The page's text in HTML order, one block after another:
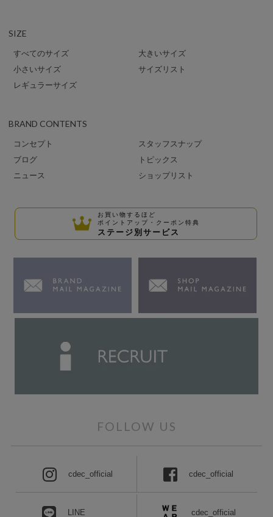
SIZE
すべてのサイズ
小さいサイズ
レギュラーサイズ
大きいサイズ
サイズリスト
BRAND CONTENTS
コンセプト
ブログ
ニュース
スタッフスナップ
トピックス
ショップリスト
お買い物するほど
ポイントアップ・クーポン特典
ステージ別サービス
FOLLOW US
cdec_official cdec_official
LINE cdec_official